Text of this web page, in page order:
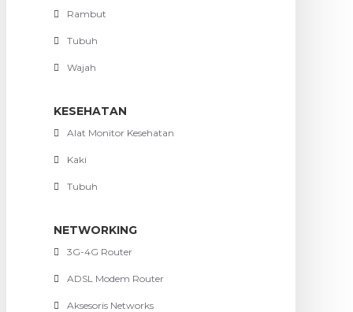
Rambut
Tubuh
Wajah
KESEHATAN
Alat Monitor Kesehatan
Kaki
Tubuh
NETWORKING
3G-4G Router
ADSL Modem Router
Aksesoris Networks